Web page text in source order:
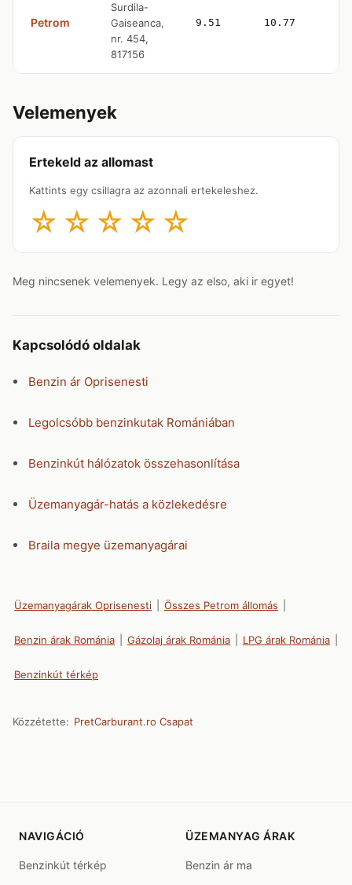
Petrom
Surdila-
Gaiseanca,
nr. 454,
817156
9.51 10.77
Velemenyek
Ertekeld az allomast
Kattints egy csillagra az azonnali ertekeleshez.
☆ ☆ ☆ ☆ ☆
Meg nincsenek velemenyek. Legy az elso, aki ir egyet!
Kapcsolódó oldalak
Benzin ár Oprisenesti
Legolcsóbb benzinkutak Romániában
Benzinkút hálózatok összehasonlítása
Üzemanyagár-hatás a közlekedésre
Braila megye üzemanyagárai
Üzemanyagárak Oprisenesti Összes Petrom állomás
Benzin árak Románia Gázolaj árak Románia LPG árak Románia
Benzinkút térkép
Közzétette: PretCarburant.ro Csapat
NAVIGÁCIÓ
Benzinkút térkép
ÜZEMANYAG ÁRAK
Benzin ár ma